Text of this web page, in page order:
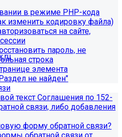
обновлений может
срок действия лицензии.
«Главного модуля»
.
через «Систему
в режиме PHP-кода
изменить кодировку файла)
на сайте,
пароль, не
строка
элемента
не найден"
текст Соглашения по 152-
связи, либо добавления
форму обратной связи?